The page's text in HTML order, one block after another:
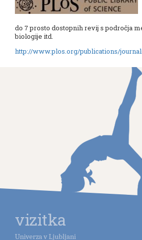
do 7 prosto dostopnih revij s področja
biologije itd.
http://www.plos.org/publications/
vizitka
Univerza v Ljubljani